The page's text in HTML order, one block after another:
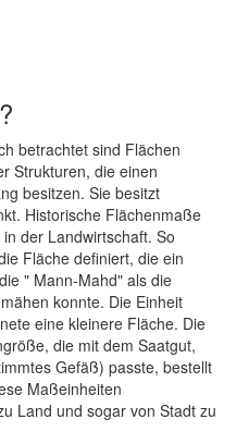
betrachtet sind Flächen
Strukturen, die einen
besitzen. Sie besitzt
Historische Flächenmaße
der Landwirtschaft. So
Fläche definiert, die ein
" Mann-Mahd" als die
konnte. Die Einheit
eine kleinere Fläche. Die
die mit dem Saatgut,
Gefäß) passte, bestellt
Maßeinheiten
Land und sogar von Stadt zu